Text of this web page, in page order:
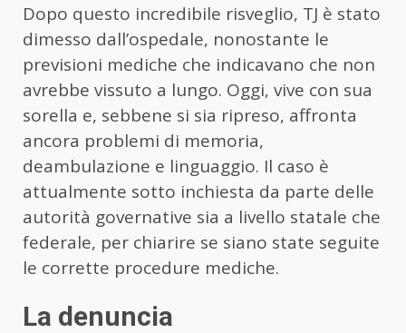
Dopo questo incredibile risveglio, TJ è stato
dimesso dall’ospedale, nonostante le
previsioni mediche che indicavano che non
avrebbe vissuto a lungo. Oggi, vive con sua
sorella e, sebbene si sia ripreso, affronta
ancora problemi di memoria,
deambulazione e linguaggio. Il caso è
attualmente sotto inchiesta da parte delle
autorità governative sia a livello statale che
federale, per chiarire se siano state seguite
le corrette procedure mediche.
La denuncia